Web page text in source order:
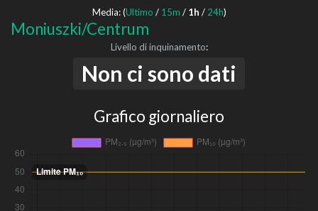
Media: (Ultimo / 15m / 1h / 24h)
Moniuszki/Centrum
Livello di inquinamento:
Non ci sono dati
Grafico giornaliero